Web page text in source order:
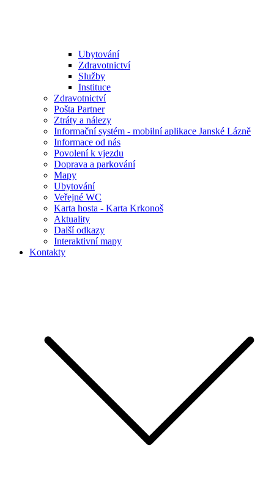
Ubytování
Zdravotnictví
Služby
Instituce
Zdravotnictví
Pošta Partner
Ztráty a nálezy
Informační systém - mobilní aplikace Janské Lázně
Informace od nás
Povolení k vjezdu
Doprava a parkování
Mapy
Ubytování
Veřejné WC
Karta hosta - Karta Krkonoš
Aktuality
Další odkazy
Interaktivní mapy
Kontakty